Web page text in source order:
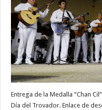
Entrega de la Medalla “Chan
Día del Trovador. Enlace de